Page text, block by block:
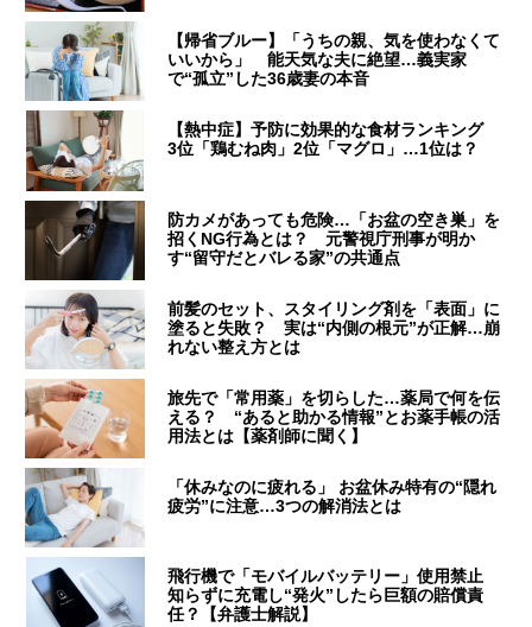
【帰省ブルー】「うちの親、気を使わなくて
いいから」 能天気な夫に絶望…義実家
で“孤立”した36歳妻の本音
【熱中症】予防に効果的な食材ランキング
3位「鶏むね肉」2位「マグロ」…1位は？
防カメがあっても危険…「お盆の空き巣」を
招くNG行為とは？ 元警視庁刑事が明か
す“留守だとバレる家”の共通点
前髪のセット、スタイリング剤を「表面」に
塗ると失敗？ 実は“内側の根元”が正解…崩
れない整え方とは
旅先で「常用薬」を切らした…薬局で何を伝
える？ “あると助かる情報”とお薬手帳の活
用法とは【薬剤師に聞く】
「休みなのに疲れる」 お盆休み特有の“隠れ
疲労”に注意…3つの解消法とは
飛行機で「モバイルバッテリー」使用禁止
知らずに充電し“発火”したら巨額の賠償責
任？【弁護士解説】